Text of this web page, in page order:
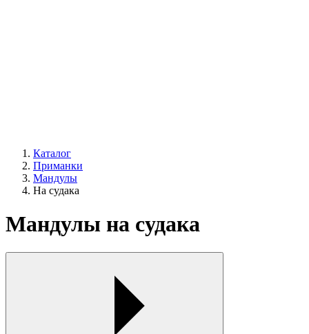
Каталог
Приманки
Мандулы
На судака
Мандулы на судака